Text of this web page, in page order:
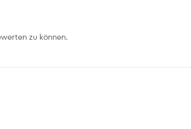
zu können.